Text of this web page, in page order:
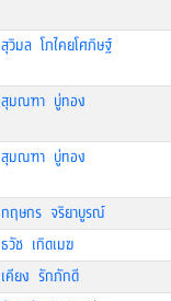
สุวิมล โภไคยโศภิษฐ์
สุมณฑา บู่ทอง
สุมณฑา บู่ทอง
กฤษกร จริยาบูรณ์
ธวัช เกิดเมฆ
เคียง รักภักดี